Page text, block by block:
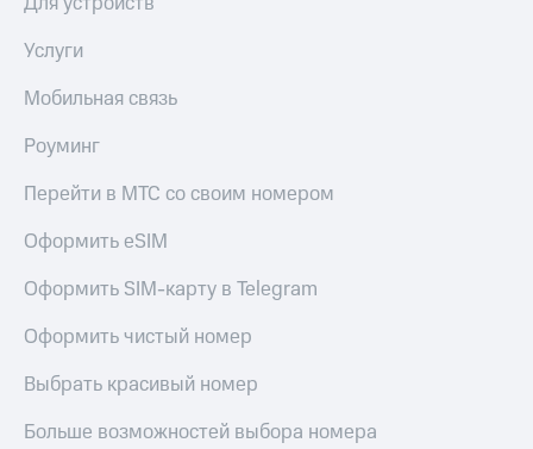
Услуги
Мобильная связь
Роуминг
Перейти в МТС со своим номером
Оформить eSIM
Оформить SIM-карту в Telegram
Оформить чистый номер
Выбрать красивый номер
Больше возможностей выбора номера